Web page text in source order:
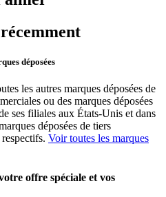
déposées
les autres marques déposées de
ou des marques déposées
ses filiales aux États-Unis et dans
déposées de tiers
Voir toutes les marques
offre spéciale et vos